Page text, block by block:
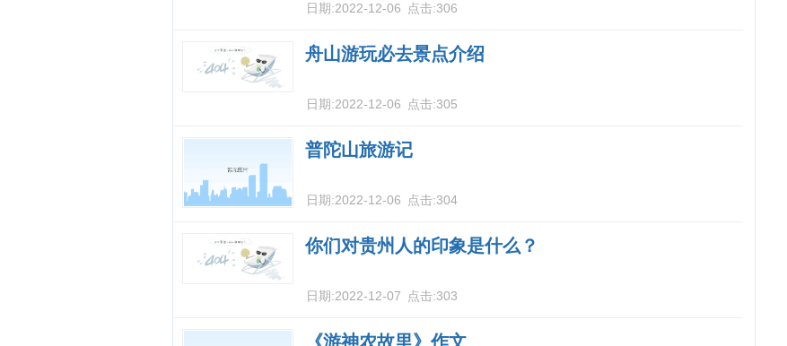
日期:2022-12-06 点击:306
舟山游玩必去景点介绍
日期:2022-12-06 点击:305
普陀山旅游记
日期:2022-12-06 点击:304
你们对贵州人的印象是什么？
日期:2022-12-07 点击:303
《游神农故里》作文